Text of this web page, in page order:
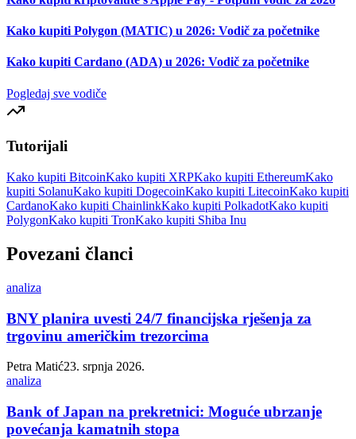
Kako kupiti Polygon (MATIC) u 2026: Vodič za početnike
Kako kupiti Cardano (ADA) u 2026: Vodič za početnike
Pogledaj sve vodiče
Tutorijali
Kako kupiti BitcoinKako kupiti XRPKako kupiti EthereumKako
kupiti SolanuKako kupiti DogecoinKako kupiti LitecoinKako kupiti
CardanoKako kupiti ChainlinkKako kupiti PolkadotKako kupiti
PolygonKako kupiti TronKako kupiti Shiba Inu
Povezani članci
analiza
BNY planira uvesti 24/7 financijska rješenja za
trgovinu američkim trezorcima
Petra Matić23. srpnja 2026.
analiza
Bank of Japan na prekretnici: Moguće ubrzanje
povećanja kamatnih stopa